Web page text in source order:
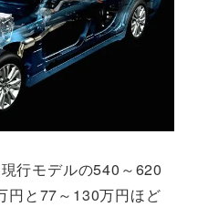
行モデルの540～620
円と77～130万円ほど